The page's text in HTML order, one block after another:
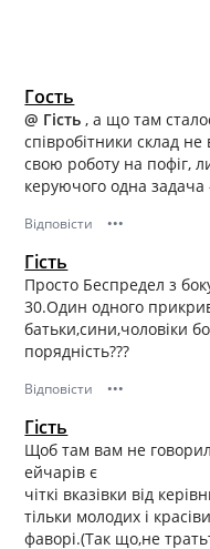
Гость
@ Гість, а що там
співробітники склад
свою роботу на пофіг,
керуючого одна задача
Відповісти •••
Гість
Просто Беспредел з
30.Один одного
батьки,сини,чоловіки
порядність???
Відповісти •••
Гість
Щоб там вам не
ейчарів є
чіткі вказівки від
тільки молодих і
фаворі.(Так що,не